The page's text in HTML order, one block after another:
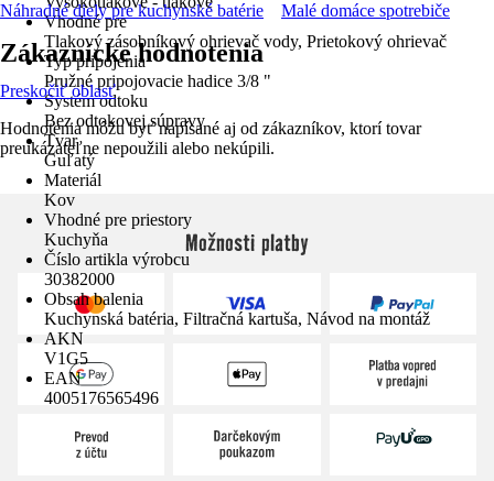
Vhodné pre
Tlakový zásobníkový ohrievač vody, Prietokový ohrievač
Typ pripojenia
Pružné pripojovacie hadice 3/8 "
Systém odtoku
Bez odtokovej súpravy
Tvar
Guľatý
Materiál
Kov
Vhodné pre priestory
Kuchyňa
Číslo artikla výrobcu
30382000
Obsah balenia
Kuchynská batéria, Filtračná kartuša, Návod na montáž
AKN
V1G5
EAN
4005176565496
Náhradné diely pre kuchynské batérie Malé domáce spotrebiče
Zákaznícke hodnotenia
Preskočiť oblasť
Hodnotenia môžu byť napísané aj od zákazníkov, ktorí tovar
preukázateľne nepoužili alebo nekúpili.
Možnosti platby